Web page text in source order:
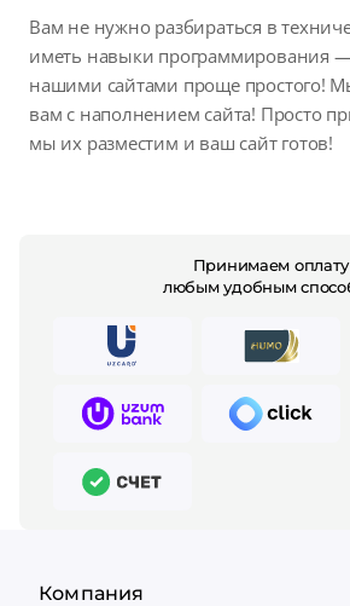
Вам не нужно разбираться в
иметь навыки программирования
нашими сайтами проще простого!
вам с наполнением сайта! Просто
мы их разместим и ваш сайт готов!
Принимаем оплату
любым удобным
Компания